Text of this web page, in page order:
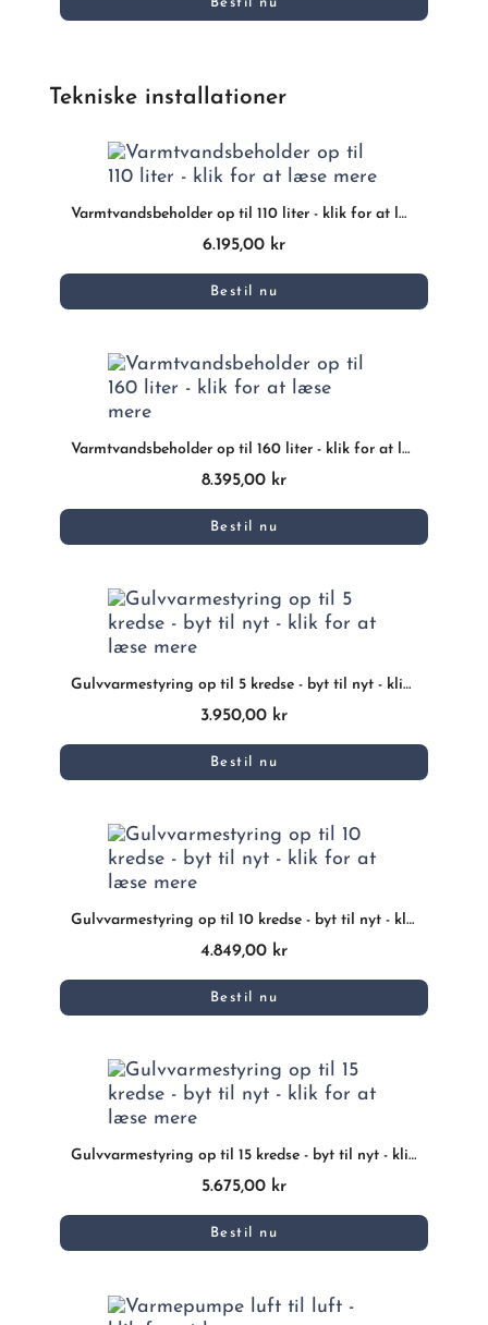
Tekniske installationer
Varmtvandsbeholder op til 110 liter - klik for at læse mere
6.195,00 kr
Bestil nu
Varmtvandsbeholder op til 160 liter - klik for at læse mere
8.395,00 kr
Bestil nu
Gulvvarmestyring op til 5 kredse - byt til nyt - klik for at læse mere
3.950,00 kr
Bestil nu
Gulvvarmestyring op til 10 kredse - byt til nyt - klik for at læse mere
4.849,00 kr
Bestil nu
Gulvvarmestyring op til 15 kredse - byt til nyt - klik for at læse mere
5.675,00 kr
Bestil nu